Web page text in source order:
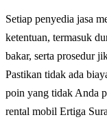
Setiap penyedia jasa
ketentuan, termasuk
bakar, serta prosedur
Pastikan tidak ada
poin yang tidak Anda
rental mobil Ertiga